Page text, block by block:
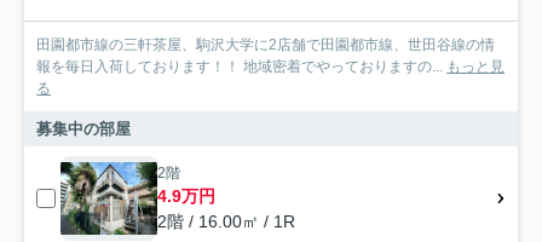
田園都市線の三軒茶屋、駒沢大学に2店舗で田園都市線、世田谷線の情
報を毎日入荷しております！！ 地域密着でやっておりますの... もっと見
る
募集中の部屋
2階
4.9万円
2階 / 16.00㎡ / 1R